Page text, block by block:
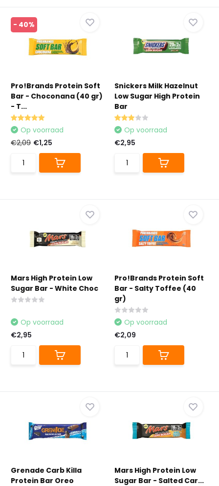
- 40%
Pro!Brands Protein Soft
Bar - Choconana (40 gr)
- T...
Op voorraad
€2,09 €1,25
Snickers Milk Hazelnut
Low Sugar High Protein
Bar
Op voorraad
€2,95
Mars High Protein Low
Sugar Bar - White Choc
Op voorraad
€2,95
Pro!Brands Protein Soft
Bar - Salty Toffee (40
gr)
Op voorraad
€2,09
Grenade Carb Killa
Protein Bar Oreo
Mars High Protein Low
Sugar Bar - Salted Car...